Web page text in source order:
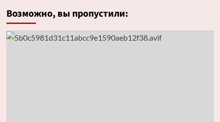
Возможно, вы пропустили: